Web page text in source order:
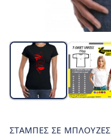
ΣΤΆΜΠΕΣ ΣΕ ΜΠΛΟΎΖΕΣ